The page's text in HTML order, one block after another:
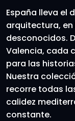
España lleva el
arquitectura,
desconocidos.
Valencia, cada
para las
Nuestra
recorre todas
calidez
constante.